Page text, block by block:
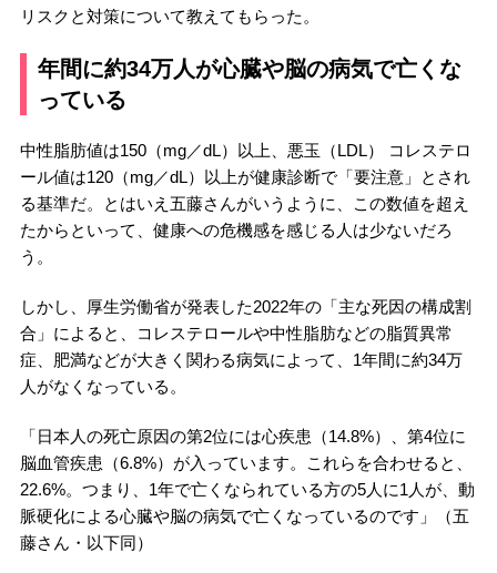
リスクと対策について教えてもらった。
年間に約34万人が心臓や脳の病気で亡くな
っている
中性脂肪値は150（mg／dL）以上、悪玉（LDL） コレステロ
ール値は120（mg／dL）以上が健康診断で「要注意」とされ
る基準だ。とはいえ五藤さんがいうように、この数値を超え
たからといって、健康への危機感を感じる人は少ないだろ
う。
しかし、厚生労働省が発表した2022年の「主な死因の構成割
合」によると、コレステロールや中性脂肪などの脂質異常
症、肥満などが大きく関わる病気によって、1年間に約34万
人がなくなっている。
「日本人の死亡原因の第2位には心疾患（14.8%）、第4位に
脳血管疾患（6.8%）が入っています。これらを合わせると、
22.6%。つまり、1年で亡くなられている方の5人に1人が、動
脈硬化による心臓や脳の病気で亡くなっているのです」（五
藤さん・以下同）